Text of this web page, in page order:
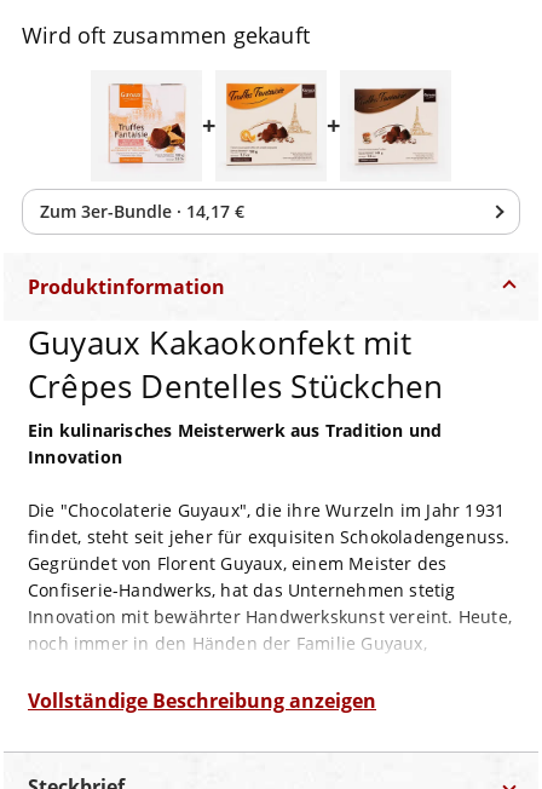
Wird oft zusammen gekauft
+ +
Zum 3er-Bundle · 14,17 €
Produktinformation
Guyaux Kakaokonfekt mit
Crêpes Dentelles Stückchen
Ein kulinarisches Meisterwerk aus Tradition und
Innovation
Die "Chocolaterie Guyaux", die ihre Wurzeln im Jahr 1931
findet, steht seit jeher für exquisiten Schokoladengenuss.
Gegründet von Florent Guyaux, einem Meister des
Confiserie-Handwerks, hat das Unternehmen stetig
Innovation mit bewährter Handwerkskunst vereint. Heute,
noch immer in den Händen der Familie Guyaux,
gepaart mit einem modernen Anspruch, wie der
Beim Guyaux Kakaokonfekt mit Crêpes Dentelles
Vollständige Beschreibung anzeigen